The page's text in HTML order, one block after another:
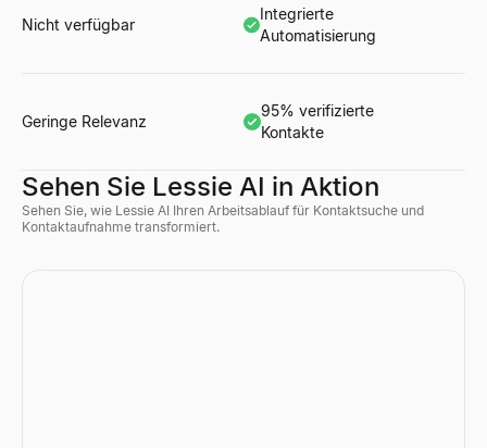
Nicht verfügbar
Integrierte
Automatisierung
Geringe Relevanz
95% verifizierte
Kontakte
Sehen Sie Lessie AI in Aktion
Sehen Sie, wie Lessie AI Ihren Arbeitsablauf für Kontaktsuche und
Kontaktaufnahme transformiert.